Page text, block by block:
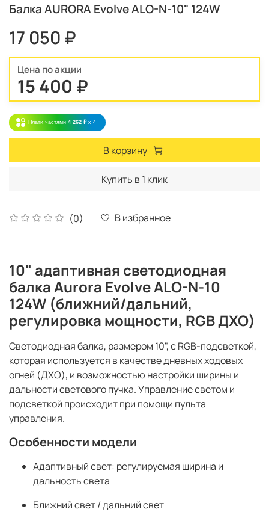
Балка AURORA Evolve ALO-N-10" 124W
(0) В избранное
17 050 ₽
Цена по акции
15 400 ₽
Плати частями 4 262 ₽ x 4
В корзину
Купить в 1 клик
10" адаптивная светодиодная
балка Aurora Evolve ALO-N-10
124W (ближний/дальний,
регулировка мощности, RGB ДХО)
Светодиодная балка, размером 10", с RGB-подсветкой,
которая используется в качестве дневных ходовых
огней (ДХО), и возможностью настройки ширины и
дальности светового пучка. Управление светом и
подсветкой происходит при помощи пульта
управления.
Особенности модели
Адаптивный свет: регулируемая ширина и
дальность света
Ближний свет / дальний свет